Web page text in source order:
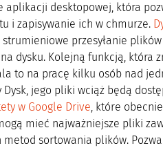
aplikacji desktopowej, która
i zapisywanie ich w chmurze.
przesyłanie
dysku. Kolejną funkcją, która
to na pracę kilku osób nad
jego pliki wciąż będą
w Google Drive, które
mieć najważniejsze pliki
sortowania plików.